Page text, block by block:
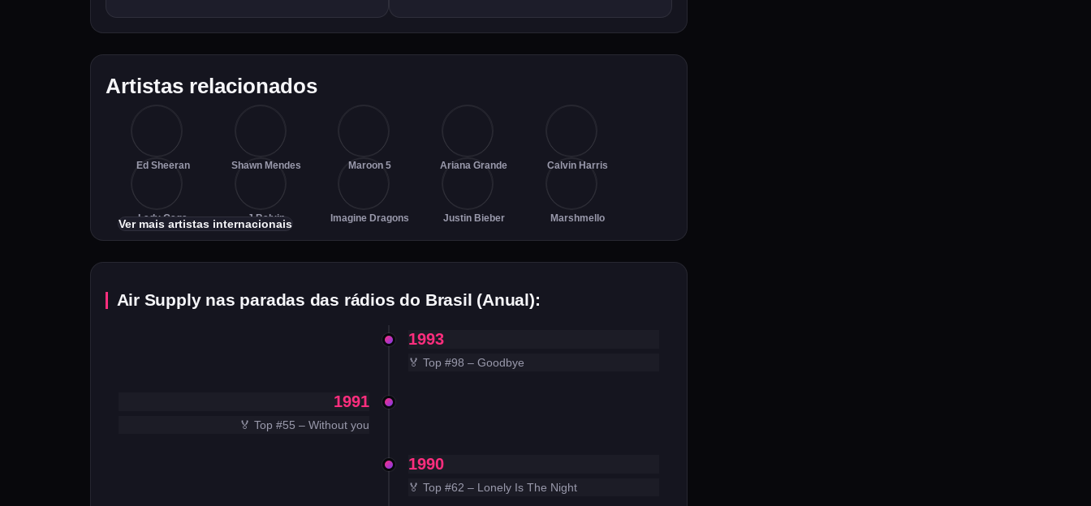
Air Supply nas paradas das rádios do Brasil (Anual):
1993
🏅 Top #98 – Goodbye
1991
🏅 Top #55 – Without you
1990
🏅 Top #62 – Lonely Is The Night
Artistas relacionados
Ed Sheeran Shawn Mendes Maroon 5 Ariana Grande Calvin Harris
Lady Gaga J Balvin Imagine Dragons Justin Bieber Marshmello
Ver mais artistas internacionais